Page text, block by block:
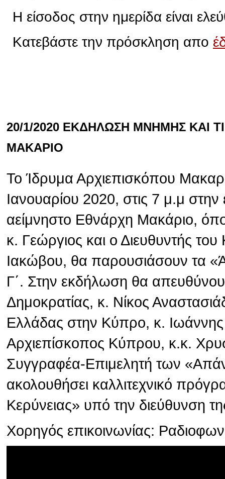
Η είσοδος στην ημερίδα είναι
Κατεβάστε την πρόσκληση απο
20/1/2020 ΕΚΔΗΛΩΣΗ ΜΝΗΜΗΣ ΚΑΙ
ΜΑΚΑΡΙΟ
Το Ίδρυμα Αρχιεπισκόπου
Ιανουαρίου 2020, στις 7 μ.μ
αείμνηστο Εθνάρχη Μακάριο,
κ. Γεώργιος και ο Διευθυντής
Ιακώβου, θα παρουσιάσουν τα
Γ΄. Στην εκδήλωση θα
Δημοκρατίας, κ. Νίκος
Ελλάδας στην Κύπρο, κ.
Αρχιεπίσκοπος Κύπρου, κ.κ.
Συγγραφέα-Επιμελητή των
ακολουθήσει καλλιτεχνικό
Κερύνειας» υπό την διεύθυνση
Χορηγός επικοινωνίας: